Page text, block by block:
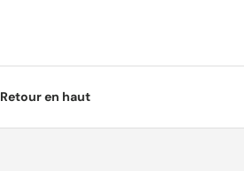
Retour en haut